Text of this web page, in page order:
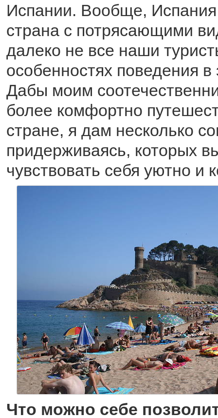
Испании. Вообще, Испания
страна с потрясающими
далеко не все наши
особенностях поведения в
Дабы моим
более комфортно
стране, я дам несколько
придерживаясь, которых
чувствовать себя уютно и
Что можно себе